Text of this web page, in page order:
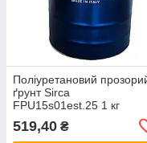
Поліуретановий
ґрунт Sirca
FPU15s01est.25 1 кг
519,40 ₴